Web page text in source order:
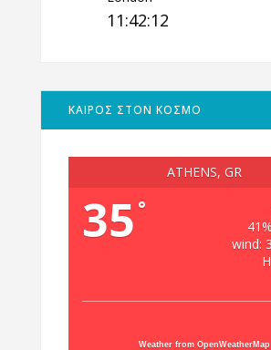
11:42:13
ΚΑΙΡΟΣ ΣΤΟΝ ΚΟΣΜΟ
ATHENS, GR
35 °
wind:
Weather from OpenWeatherMap